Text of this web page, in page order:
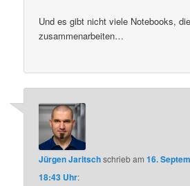
Und es gibt nicht viele Notebooks,
zusammenarbeiten…
Jürgen Jaritschschriebam16.
18:43 Uhr: